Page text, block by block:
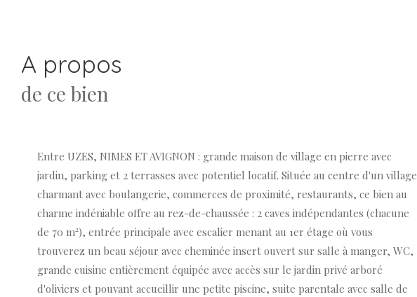
a propos
de ce bien
Entre UZES, NIMES ET AVIGNON : grande maison de village en pierre avec
jardin, parking et 2 terrasses avec potentiel locatif. Située au centre d'un village
charmant avec boulangerie, commerces de proximité, restaurants, ce bien au
charme indéniable offre au rez-de-chaussée : 2 caves indépendantes (chacune
de 70 m²), entrée principale avec escalier menant au 1er étage où vous
trouverez un beau séjour avec cheminée insert ouvert sur salle à manger, WC,
grande cuisine entièrement équipée avec accès sur le jardin privé arboré
d'oliviers et pouvant accueillir une petite piscine, suite parentale avec salle de